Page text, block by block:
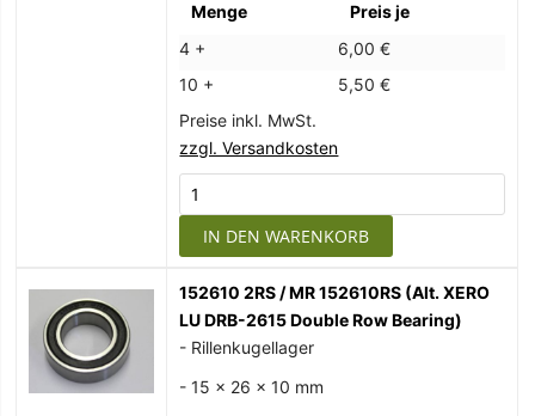
Menge
Preis je
4 +
6,00 €
10 +
5,50 €
Preise inkl. MwSt.
zzgl. Versandkosten
IN DEN WARENKORB
152610 2RS / MR 152610RS (Alt. XERO
LU DRB-2615 Double Row Bearing)
- Rillenkugellager
- 15 x 26 x 10 mm